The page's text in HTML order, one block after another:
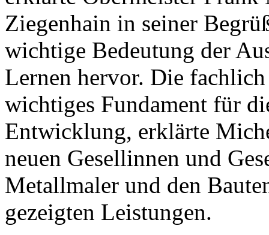
Ziegenhain in seiner
wichtige Bedeutung der
Lernen hervor. Die
wichtiges Fundament für
Entwicklung, erklärte
neuen Gesellinnen und
Metallmaler und den
gezeigten Leistungen.